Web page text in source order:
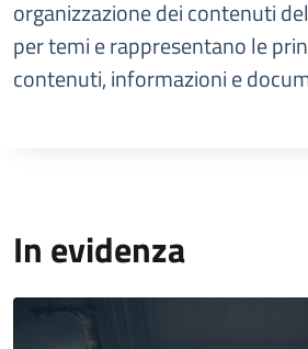
organizzazione dei contenuti
per temi e rappresentano le
contenuti, informazioni e
In evidenza